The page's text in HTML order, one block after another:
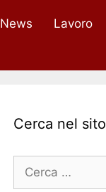
News Lavoro
Cerca nel sito
Ricerca